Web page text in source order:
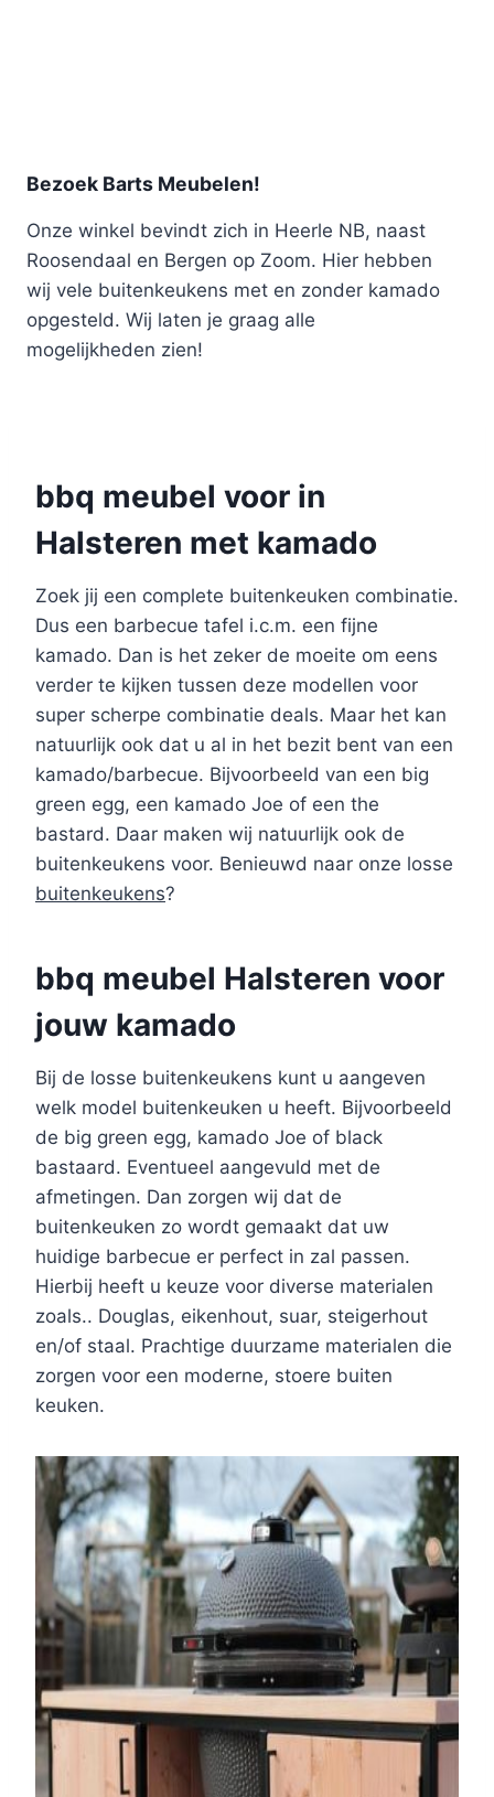
Bezoek Barts Meubelen!
Onze winkel bevindt zich in Heerle NB, naast
Roosendaal en Bergen op Zoom. Hier hebben
wij vele buitenkeukens met en zonder kamado
opgesteld. Wij laten je graag alle
mogelijkheden zien!
bbq meubel voor in
Halsteren met kamado
Zoek jij een complete buitenkeuken combinatie.
Dus een barbecue tafel i.c.m. een fijne
kamado. Dan is het zeker de moeite om eens
verder te kijken tussen deze modellen voor
super scherpe combinatie deals. Maar het kan
natuurlijk ook dat u al in het bezit bent van een
kamado/barbecue. Bijvoorbeeld van een big
green egg, een kamado Joe of een the
bastard. Daar maken wij natuurlijk ook de
buitenkeukens voor. Benieuwd naar onze losse
buitenkeukens?
bbq meubel Halsteren voor
jouw kamado
Bij de losse buitenkeukens kunt u aangeven
welk model buitenkeuken u heeft. Bijvoorbeeld
de big green egg, kamado Joe of black
bastaard. Eventueel aangevuld met de
afmetingen. Dan zorgen wij dat de
buitenkeuken zo wordt gemaakt dat uw
huidige barbecue er perfect in zal passen.
Hierbij heeft u keuze voor diverse materialen
zoals.. Douglas, eikenhout, suar, steigerhout
en/of staal. Prachtige duurzame materialen die
zorgen voor een moderne, stoere buiten
keuken.